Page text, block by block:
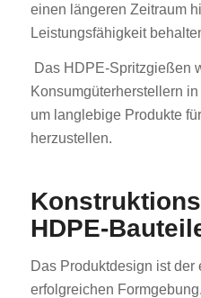
einen längeren Zeitraum
Leistungsfähigkeit
Das HDPE-Spritzgießen
Konsumgüterherstellern
um langlebige Produkte
herzustellen.
HDPE-
Das Produktdesign ist der
erfolgreichen Formgebung.